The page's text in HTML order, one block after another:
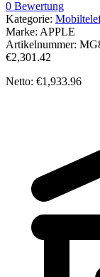
0 Bewertung
Kategorie:
Marke: APPLE
Artikelnummer:
€2,301.42
Netto: €1,933.96